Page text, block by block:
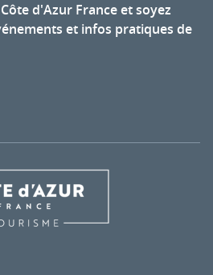
d'Azur France et soyez
et infos pratiques de